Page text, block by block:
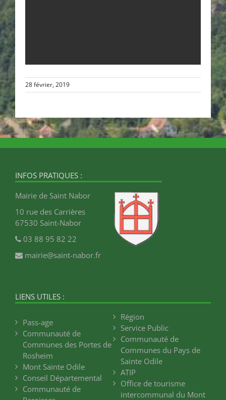
28 février, 2019
INFOS PRATIQUES :
Mairie de Saint Nabor
10 rue des Carrières
67530 Saint-Nabor
03 88 95 82 22
mairie@saint-nabor.fr
LIENS UTILES :
Pass-age
Communauté de
Communes des Portes de
Rosheim
Mont Sainte Odile
Conseil Départemental
Communauté de
Région
Service Public
Communauté de
Communes du Pays de
Sainte Odile
ATIP
Office de tourisme
intercommunal du Mont